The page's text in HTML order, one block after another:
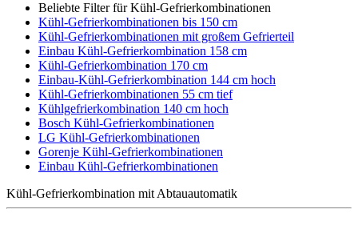
Beliebte Filter für Kühl-Gefrierkombinationen
Kühl-Gefrierkombinationen bis 150 cm
Kühl-Gefrierkombinationen mit großem Gefrierteil
Einbau Kühl-Gefrierkombination 158 cm
Kühl-Gefrierkombination 170 cm
Einbau-Kühl-Gefrierkombination 144 cm hoch
Kühl-Gefrierkombinationen 55 cm tief
Kühlgefrierkombination 140 cm hoch
Bosch Kühl-Gefrierkombinationen
LG Kühl-Gefrierkombinationen
Gorenje Kühl-Gefrierkombinationen
Einbau Kühl-Gefrierkombinationen
Kühl-Gefrierkombination mit Abtauautomatik